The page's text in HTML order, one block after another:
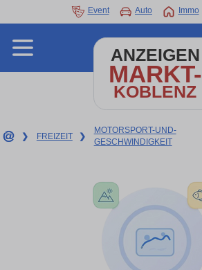
Event Auto Immo
ANZEIGEN
MARKT-
KOBLENZ
❯ FREIZEIT ❯
MOTORSPORT-UND-
GESCHWINDIGKEIT